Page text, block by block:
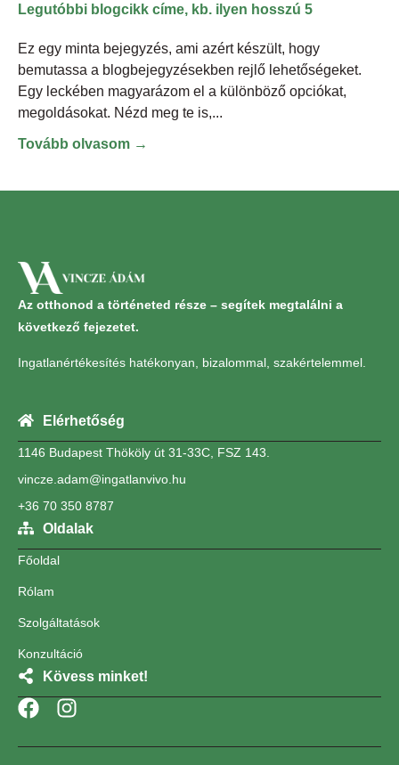
Legutóbbi blogcikk címe, kb. ilyen hosszú 5
Ez egy minta bejegyzés, ami azért készült, hogy
bemutassa a blogbejegyzésekben rejlő lehetőségeket.
Egy leckében magyarázom el a különböző opciókat,
megoldásokat. Nézd meg te is,
Tovább olvasom →
Az otthonod a történeted része – segítek megtalálni a
következő fejezetet.
Ingatlanértékesítés hatékonyan, bizalommal, szakértelemmel.
Elérhetőség
1146 Budapest Thököly út 31-33C, FSZ 143.
vincze.adam@ingatlanvivo.hu
+36 70 350 8787
Oldalak
Főoldal
Rólam
Szolgáltatások
Konzultáció
Kövess minket!